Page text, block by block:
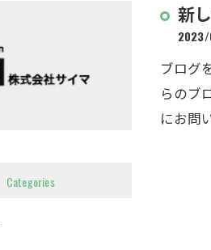
新
ブログ
らのブ
にお問
Categories